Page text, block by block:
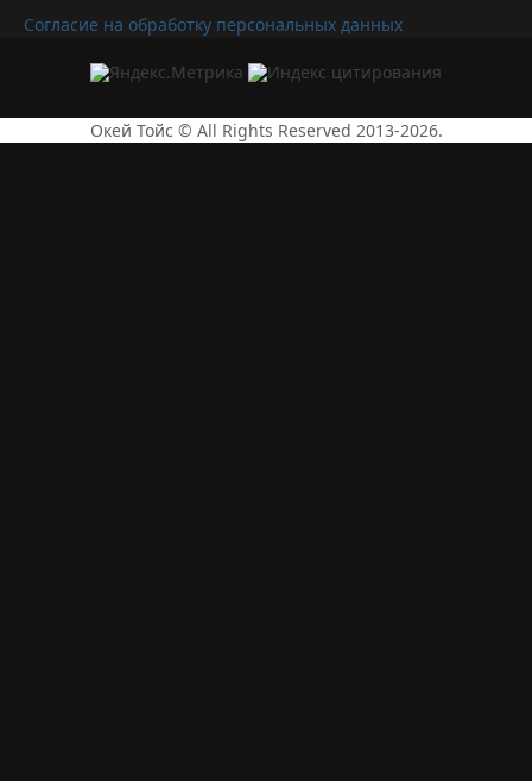
Согласие на обработку персональных данных
Окей Тойс © All Rights Reserved 2013-2026.